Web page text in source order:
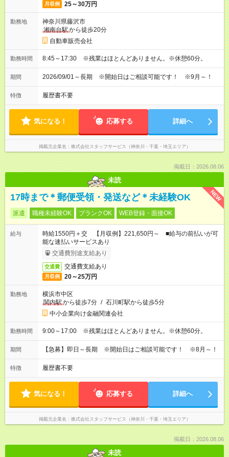
月収例 25～30万円
勤務地
神奈川県藤沢市
湘南台駅から徒歩20分
自動車販売会社
勤務時間 8:45～17:30 ※残業はほとんどありません。※休憩60分。
期間 2026/09/01～長期 ※開始日はご相談可能です！ ※9月～！
特徴 履歴書不要
気になる！ 応募する 詳細へ
掲載元企業名 株式会社スタッフサービス（神奈川・千葉・埼玉エリア）
掲載日：2026.08.06
未読
NEW
17時まで＊郵便受領・発送など＊未経験OK
派遣 職種未経験OK ブランクOK WEB登録・面接OK
給与
時給1550円＋交 【月収例】221,650円～ ■給与の前払いが可
能な速払いサービスあり
交通費別途支給あり
交通費 交通費支給あり
月収例 20～25万円
勤務地
横浜市中区
関内駅から徒歩7分 / 石川町駅から徒歩5分
中小企業向け金融関連会社
勤務時間 9:00～17:00 ※残業はほとんどありません。※休憩60分。
期間 【急募】即日～長期 ※開始日はご相談可能です！ ※8月～！
特徴 履歴書不要
気になる！ 応募する 詳細へ
掲載元企業名 株式会社スタッフサービス（神奈川・千葉・埼玉エリア）
掲載日：2026.08.06
未読